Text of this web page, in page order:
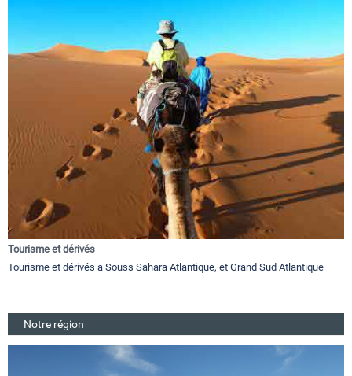
Tourisme et dérivés
Tourisme et dérivés a Souss Sahara Atlantique, et Grand Sud Atlantique
Notre région